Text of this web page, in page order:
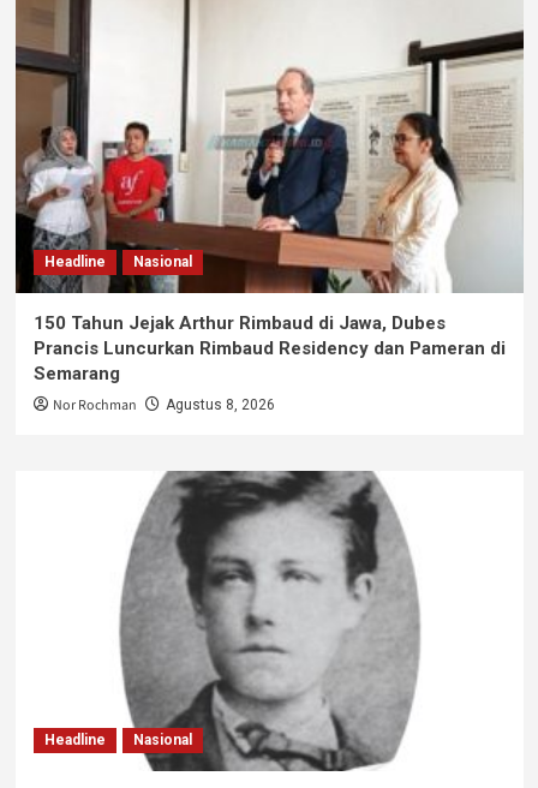
Headline Nasional
150 Tahun Jejak Arthur Rimbaud di Jawa, Dubes
Prancis Luncurkan Rimbaud Residency dan Pameran di
Semarang
Nor Rochman Agustus 8, 2026
Headline Nasional